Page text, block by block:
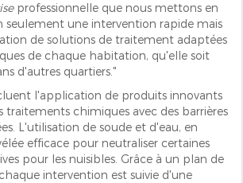
professionnelle que nous mettons en
une intervention rapide mais
de solutions de traitement adaptées
de chaque habitation, qu'elle soit
d'autres quartiers."
l'application de produits innovants
traitements chimiques avec des barrières
L'utilisation de soude et d'eau, en
efficace pour neutraliser certaines
pour les nuisibles. Grâce à un plan de
intervention est suivie d'une